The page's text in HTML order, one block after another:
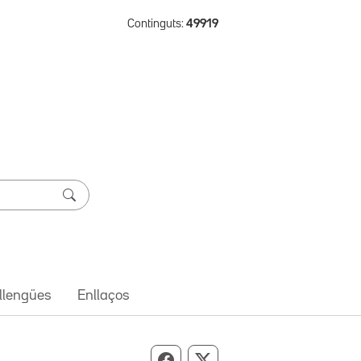
Continguts: 49919
Enllaços